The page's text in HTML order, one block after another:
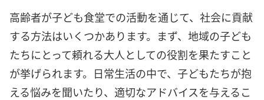
高齢者が子ども食堂での活動を通じて、社会に貢献
する方法はいくつかあります。まず、地域の子ども
たちにとって頼れる大人としての役割を果たすこと
が挙げられます。日常生活の中で、子どもたちが抱
える悩みを聞いたり、適切なアドバイスを与えるこ